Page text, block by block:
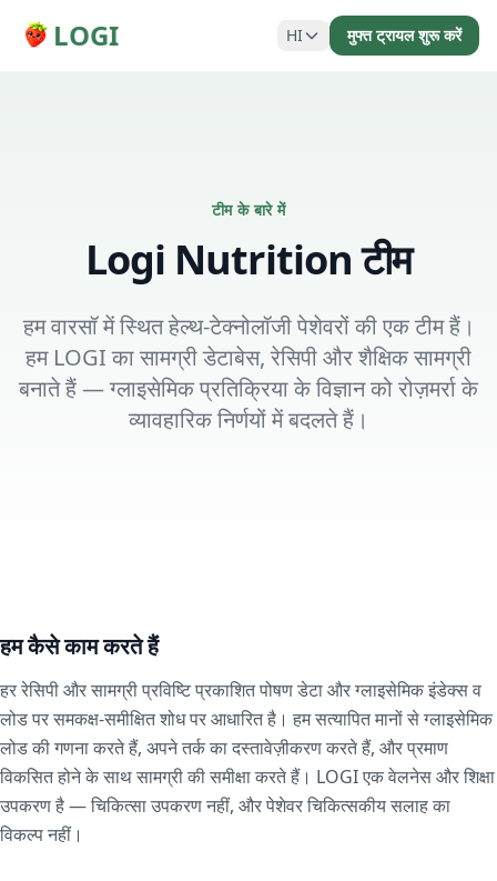
LOGI HI मुफ्त ट्रायल शुरू करें
टीम के बारे में
Logi Nutrition टीम
हम वारसॉ में स्थित हेल्थ-टेक्नोलॉजी पेशेवरों की एक टीम हैं।
हम LOGI का सामग्री डेटाबेस, रेसिपी और शैक्षिक सामग्री
बनाते हैं — ग्लाइसेमिक प्रतिक्रिया के विज्ञान को रोज़मर्रा के
व्यावहारिक निर्णयों में बदलते हैं।
हम कैसे काम करते हैं
हर रेसिपी और सामग्री प्रविष्टि प्रकाशित पोषण डेटा और ग्लाइसेमिक इंडेक्स व
लोड पर समकक्ष-समीक्षित शोध पर आधारित है। हम सत्यापित मानों से ग्लाइसेमिक
लोड की गणना करते हैं, अपने तर्क का दस्तावेज़ीकरण करते हैं, और प्रमाण
विकसित होने के साथ सामग्री की समीक्षा करते हैं। LOGI एक वेलनेस और शिक्षा
उपकरण है — चिकित्सा उपकरण नहीं, और पेशेवर चिकित्सकीय सलाह का
विकल्प नहीं।